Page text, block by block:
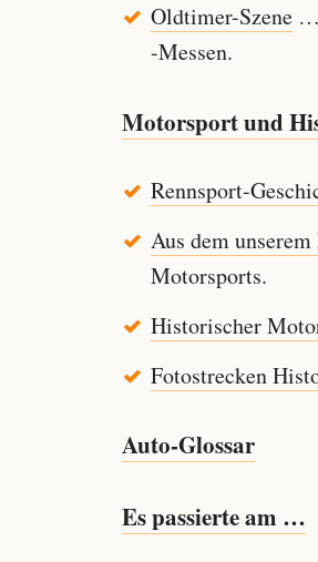
Oldtimer-Szene…
-Messen.
Motorsport und
Rennsport-
Aus dem
Motorsports.
Historischer
Fotostrecken
Auto-Glossar
Es passierte am …